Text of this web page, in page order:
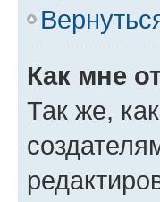
Как мне
Так же,